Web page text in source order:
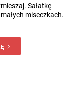
Sałatkę
miseczkach.